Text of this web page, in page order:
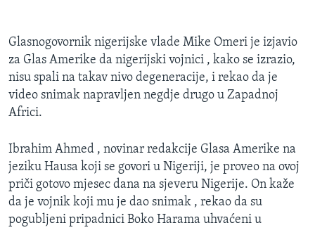
Glasnogovornik nigerijske vlade Mike Omeri je izjavio
za Glas Amerike da nigerijski vojnici , kako se izrazio,
nisu spali na takav nivo degeneracije, i rekao da je
video snimak napravljen negdje drugo u Zapadnoj
Africi.
Ibrahim Ahmed , novinar redakcije Glasa Amerike na
jeziku Hausa koji se govori u Nigeriji, je proveo na ovoj
priči gotovo mjesec dana na sjeveru Nigerije. On kaže
da je vojnik koji mu je dao snimak , rekao da su
pogubljeni pripadnici Boko Harama uhvaćeni u